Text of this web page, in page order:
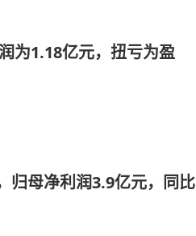
为1.18亿元，扭亏为盈
归母净利润3.9亿元，同比